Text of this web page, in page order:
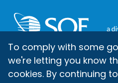
To comply with some
we're letting you know
cookies. By continuing